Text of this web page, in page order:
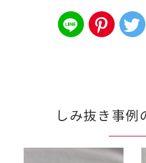
しみ抜き事例